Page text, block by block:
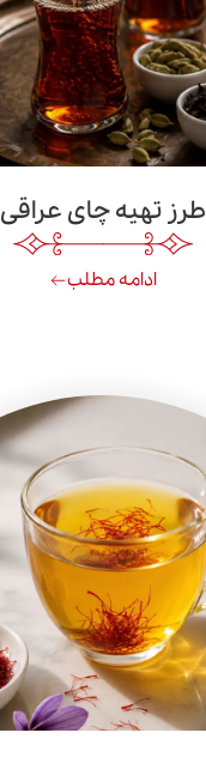
طرز تهیه چای عراقی
ادامه مطلب